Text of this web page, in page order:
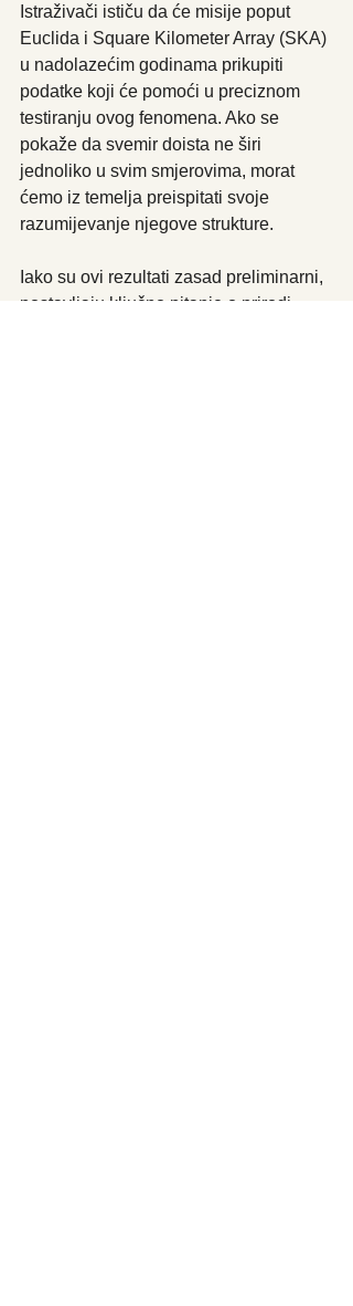
Istraživači ističu da će misije poput
Euclida i Square Kilometer Array (SKA)
u nadolazećim godinama prikupiti
podatke koji će pomoći u preciznom
testiranju ovog fenomena. Ako se
pokaže da svemir doista ne širi
jednoliko u svim smjerovima, morat
ćemo iz temelja preispitati svoje
razumijevanje njegove strukture.
Iako su ovi rezultati zasad preliminarni,
postavljaju ključno pitanje o prirodi